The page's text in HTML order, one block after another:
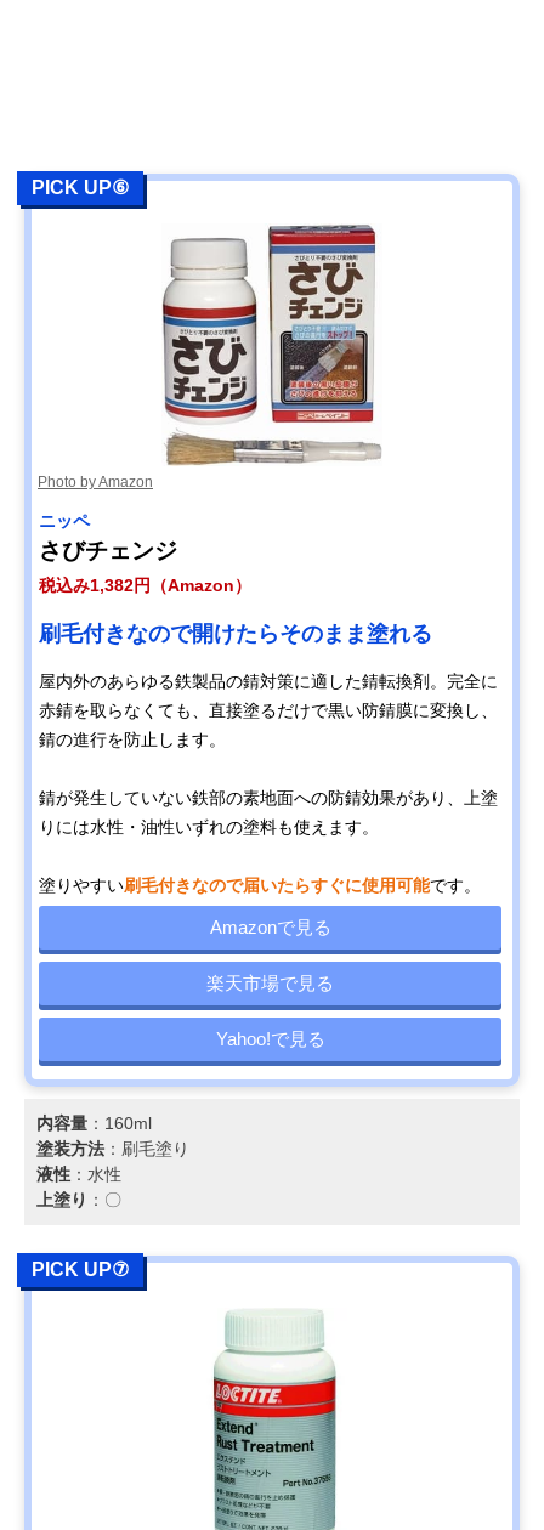
PICK UP⑥
Photo by Amazon
ニッペ
さびチェンジ
税込み1,382円（Amazon）
刷毛付きなので開けたらそのまま塗れる
屋内外のあらゆる鉄製品の錆対策に適した錆転換剤。完全に
赤錆を取らなくても、直接塗るだけで黒い防錆膜に変換し、
錆の進行を防止します。
錆が発生していない鉄部の素地面への防錆効果があり、上塗
りには水性・油性いずれの塗料も使えます。
塗りやすい刷毛付きなので届いたらすぐに使用可能です。
Amazonで見る
楽天市場で見る
Yahoo!で見る
内容量 ：160ml
塗装方法 ：刷毛塗り
液性 ：水性
上塗り ：〇
PICK UP⑦